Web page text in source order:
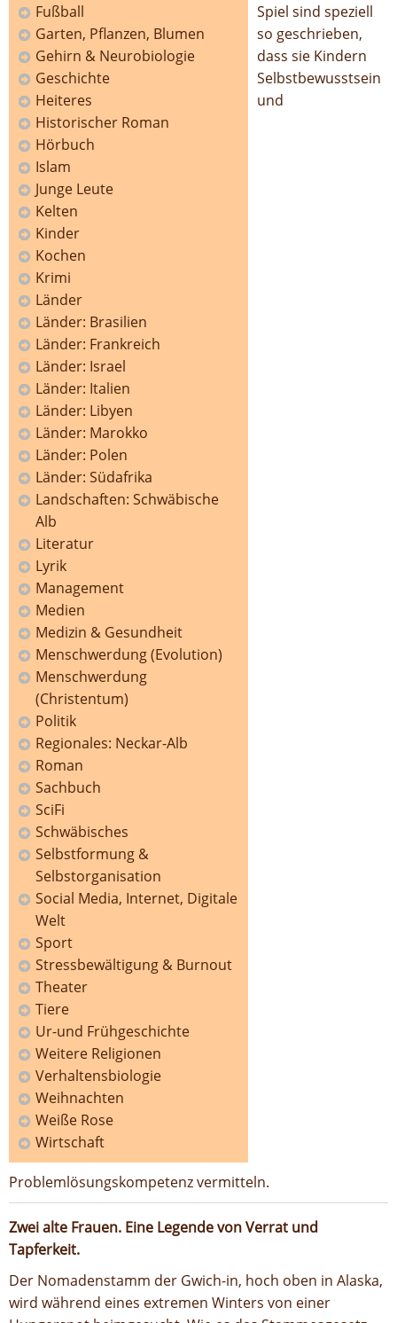
Fußball
Garten, Pflanzen, Blumen
Gehirn & Neurobiologie
Geschichte
Heiteres
Historischer Roman
Hörbuch
Islam
Junge Leute
Kelten
Kinder
Kochen
Krimi
Länder
Länder: Brasilien
Länder: Frankreich
Länder: Israel
Länder: Italien
Länder: Libyen
Länder: Marokko
Länder: Polen
Länder: Südafrika
Landschaften: Schwäbische
Alb
Literatur
Lyrik
Management
Medien
Medizin & Gesundheit
Menschwerdung (Evolution)
Menschwerdung
(Christentum)
Politik
Regionales: Neckar-Alb
Roman
Sachbuch
SciFi
Schwäbisches
Selbstformung &
Selbstorganisation
Social Media, Internet, Digitale
Welt
Sport
Stressbewältigung & Burnout
Theater
Tiere
Ur-und Frühgeschichte
Weitere Religionen
Verhaltensbiologie
Weihnachten
Weiße Rose
Wirtschaft
Spiel sind speziell
so geschrieben,
dass sie Kindern
Selbstbewusstsein
und
Problemlösungskompetenz vermitteln.
Zwei alte Frauen. Eine Legende von Verrat und
Tapferkeit.
Der Nomadenstamm der Gwich-in, hoch oben in Alaska,
wird während eines extremen Winters von einer